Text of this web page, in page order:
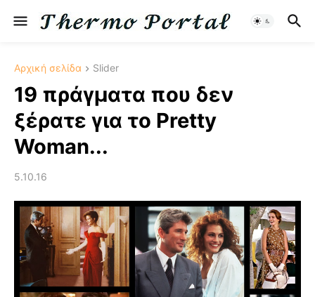
Αρχική σελίδα Slider
19 πράγματα που δεν
ξέρατε για το Pretty
Woman...
5.10.16